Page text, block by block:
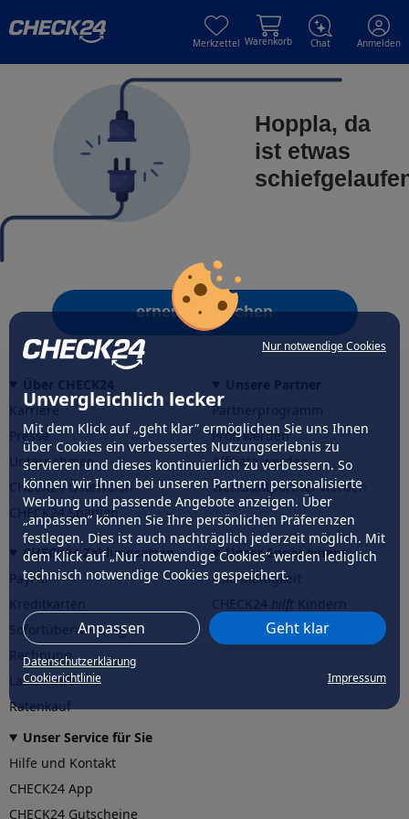
Nur notwendige Cookies
Unvergleichlich lecker
Mit dem Klick auf „geht klar” ermöglichen Sie uns Ihnen
über Cookies ein verbessertes Nutzungserlebnis zu
servieren und dieses kontinuierlich zu verbessern. So
können wir Ihnen bei unseren Partnern personalisierte
Werbung und passende Angebote anzeigen. Über
„anpassen” können Sie Ihre persönlichen Präferenzen
festlegen. Dies ist auch nachträglich jederzeit möglich. Mit
dem Klick auf „Nur notwendige Cookies” werden lediglich
technisch notwendige Cookies gespeichert.
Anpassen Geht klar
Datenschutzerklärung
Cookierichtlinie
Impressum
Merkzettel Warenkorb Chat Anmelden
Hoppla, da
ist etwas
erneut versuchen
Karriere
Presse
Unternehmen
CHECK24 Österreich
CHECK24 Spanien
Partnerprogramm
Profi werden
Affiliate werden
Werkstattpartner werden
CHECK24 Zahlungsarten
PayPal
Sofortüberweisung
Rechnung
Lastschrift
Ratenkauf
Unser Engagement
Nachhaltigkeit
CHECK24hilftder Natur
Unser Service für Sie
Hilfe und Kontakt
CHECK24 App
CHECK24 Gutscheine